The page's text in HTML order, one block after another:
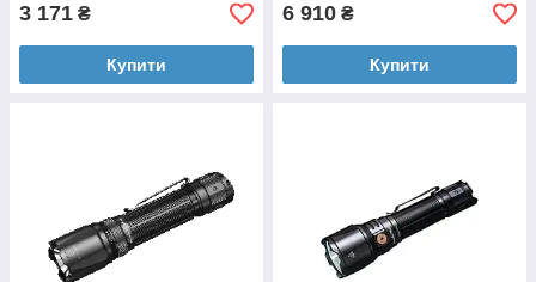
3 171 ₴
Купити
6 910 ₴
Купити